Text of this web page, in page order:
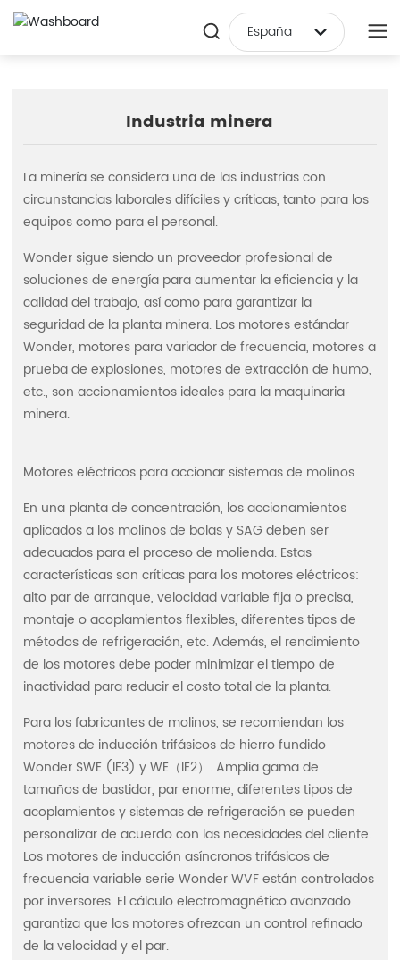
España
日本語
Italia
中文简体
Français
Nederland
Industria minera
La minería se considera una de las industrias con
circunstancias laborales difíciles y críticas, tanto para los
equipos como para el personal.
Wonder sigue siendo un proveedor profesional de
soluciones de energía para aumentar la eficiencia y la
calidad del trabajo, así como para garantizar la
seguridad de la planta minera. Los motores estándar
Wonder, motores para variador de frecuencia, motores a
prueba de explosiones, motores de extracción de humo,
etc., son accionamientos ideales para la maquinaria
minera.
Motores eléctricos para accionar sistemas de molinos
En una planta de concentración, los accionamientos
aplicados a los molinos de bolas y SAG deben ser
adecuados para el proceso de molienda. Estas
características son críticas para los motores eléctricos:
alto par de arranque, velocidad variable fija o precisa,
montaje o acoplamientos flexibles, diferentes tipos de
métodos de refrigeración, etc. Además, el rendimiento
de los motores debe poder minimizar el tiempo de
inactividad para reducir el costo total de la planta.
Para los fabricantes de molinos, se recomiendan los
motores de inducción trifásicos de hierro fundido
Wonder SWE (IE3) y WE（IE2）. Amplia gama de
tamaños de bastidor, par enorme, diferentes tipos de
acoplamientos y sistemas de refrigeración se pueden
personalizar de acuerdo con las necesidades del cliente.
Los motores de inducción asíncronos trifásicos de
frecuencia variable serie Wonder WVF están controlados
por inversores. El cálculo electromagnético avanzado
garantiza que los motores ofrezcan un control refinado
de la velocidad y el par.